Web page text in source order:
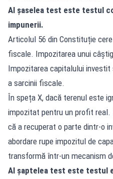
Al șaselea test este testul
impunerii.
Articolul 56 din Constituție
fiscale. Impozitarea unui
Impozitarea capitalului
a sarcinii fiscale.
În speța X, dacă terenul este
impozitat pentru un profit
că a recuperat o parte dintr-o
abordare rupe impozitul de
transformă într-un mecanism
Al șaptelea test este testul